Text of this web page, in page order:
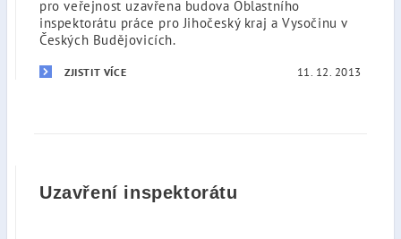
pro veřejnost uzavřena budova Oblastního
inspektorátu práce pro Jihočeský kraj a Vysočinu v
Českých Budějovicích.
ZJISTIT VÍCE 11. 12. 2013
Uzavření inspektorátu